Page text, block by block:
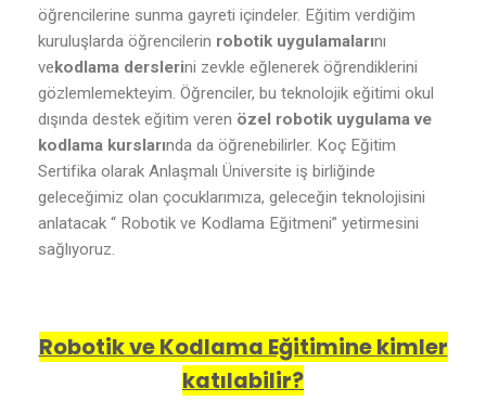
öğrencilerine sunma gayreti içindeler. Eğitim verdiğim
kuruluşlarda öğrencilerin robotik uygulamalarını
vekodlama derslerini zevkle eğlenerek öğrendiklerini
gözlemlemekteyim. Öğrenciler, bu teknolojik eğitimi okul
dışında destek eğitim veren özel robotik uygulama ve
kodlama kurslarında da öğrenebilirler. Koç Eğitim
Sertifika olarak Anlaşmalı Üniversite iş birliğinde
geleceğimiz olan çocuklarımıza, geleceğin teknolojisini
anlatacak “ Robotik ve Kodlama Eğitmeni” yetirmesini
sağlıyoruz.
Robotik ve Kodlama Eğitimine kimler
katılabilir?